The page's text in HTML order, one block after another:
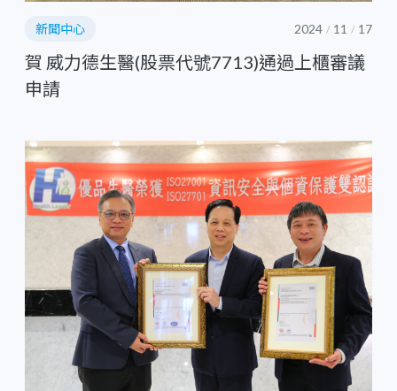
新聞中心 2024 / 11 / 17
賀 威力德生醫(股票代號7713)通過上櫃審議
申請